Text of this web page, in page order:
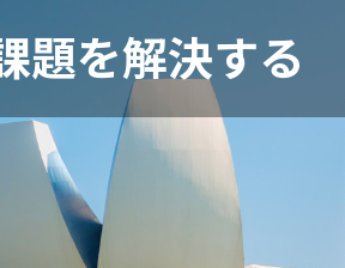
題を解決する